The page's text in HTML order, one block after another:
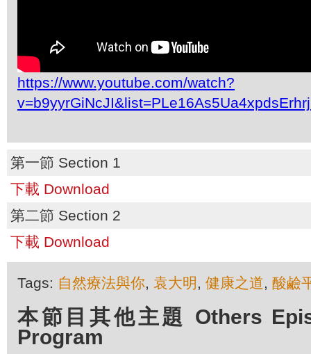
https://www.youtube.com/watch?
第一節 Section 1
下載 Download
第二節 Section 2
下載 Download
Tags: 自然療法與你, 袁大明 , 健康之道, 酸鹼
本節目其他主題 Others
Program